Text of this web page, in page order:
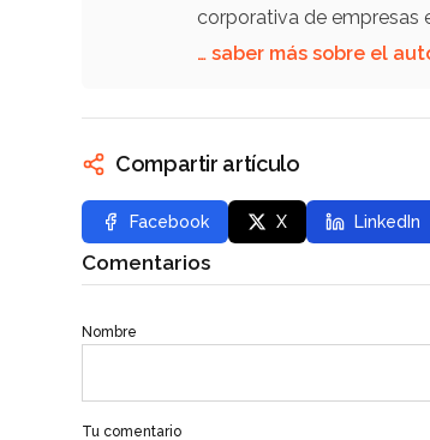
corporativa de empresas
… saber más sobre el
Compartir artículo
Facebook X LinkedIn
Comentarios
Nombre
Tu comentario